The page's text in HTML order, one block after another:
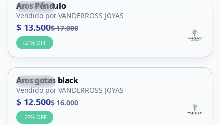
Capital
Aros Péndulo
Vendido por VANDERROSS JOYAS
$ 13.500$ 17.000
-21% OFF
Capital
Aros gotas black
Vendido por VANDERROSS JOYAS
$ 12.500$ 16.000
-22% OFF